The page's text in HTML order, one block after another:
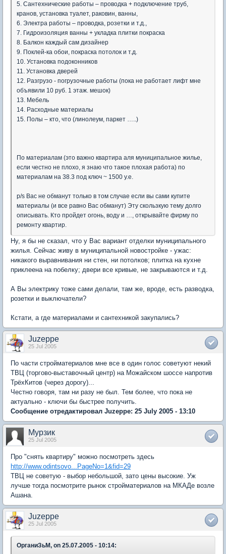
5. Сантехнические работы – проводка + подключение труб,
кранов, установка туалет, раковин, ванны,
6. Электра работы – проводка, розетки и т.д.,
7. Гидроизоляция ванны + укладка плитки покраска
8. Балкон каждый сам дизайнер
9. Поклей-ка обои, покраска потолок и т.д.
10. Установка подоконников
11. Установка дверей
12. Разгрузо - погрузочные работы (пока не работает лифт мне
объявили 10 руб. 1 этаж. мешок)
13. Мебель
14. Расходные материалы
15. Полы – кто, что (линолеум, паркет …..)
По материалам (это важно квартира аля муниципальное жилье,
если честно не плохо, я знаю что такое плохая работа) по
материалам на 38.3 под ключ ~ 1500 у.е.
p/s Вас не обманут только в том случае если вы сами купите
материалы (и все равно Вас обманут) Эту скользкую тему долго
описывать. Кто пройдет огонь, воду и …, открывайте фирму по
ремонту квартир.
Ну, я бы не сказал, что у Вас вариант отделки муниципального
жилья. Сейчас живу в муниципальной новостройке - ужас:
никакого выравнивания ни стен, ни потолков; плитка на кухне
приклеена на побелку; двери все кривые, не закрываются и т.д.
А Вы электрику тоже сами делали, там же, вроде, есть разводка,
розетки и выключатели?
Кстати, а где материалами и сантехникой закупались?
Juzeppe
25 Jul 2005
По части стройматериалов мне все в один голос советуют некий
ТВЦ (торгово-выставочный центр) на Можайском шоссе напротив
ТрёхКитов (через дорогу)...
Честно говоря, там ни разу не был. Тем более, что пока не
актуально - ключи бы быстрее получить.
Сообщение отредактировал Juzeppe: 25 July 2005 - 13:10
Мурзик
25 Jul 2005
Про "снять квартиру" можно посмотреть здесь
http://www.odintsovo...PageNo=1&fid=29
ТВЦ не советую - выбор небольшой, зато цены высокие. Уж
лучше тогда посмотрите рынок стройматериалов на МКАДе возле
Ашана.
Juzeppe
25 Jul 2005
ОрганиЗьМ, on 25.07.2005 - 10:14: